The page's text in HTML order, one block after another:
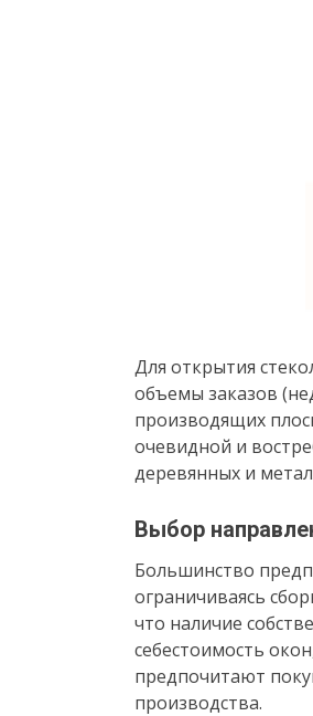
Для открытия
объемы заказов
производящих
очевидной и
деревянных и
Выбор
Большинство
ограничиваясь
что наличие
себестоимость
предпочитают
производства.